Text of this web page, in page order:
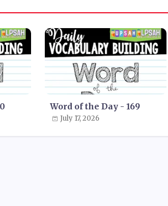
Word of the Day - 169
July 17, 2026